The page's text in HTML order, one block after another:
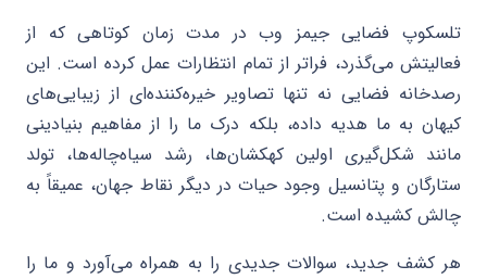
تلسکوپ فضایی جیمز وب در مدت زمان کوتاهی که از
فعالیتش می‌گذرد، فراتر از تمام انتظارات عمل کرده است. این
رصدخانه فضایی نه تنها تصاویر خیره‌کننده‌ای از زیبایی‌های
کیهان به ما هدیه داده، بلکه درک ما را از مفاهیم بنیادینی
مانند شکل‌گیری اولین کهکشان‌ها، رشد سیاه‌چاله‌ها، تولد
ستارگان و پتانسیل وجود حیات در دیگر نقاط جهان، عمیقاً به
چالش کشیده است.
هر کشف جدید، سوالات جدیدی را به همراه می‌آورد و ما را